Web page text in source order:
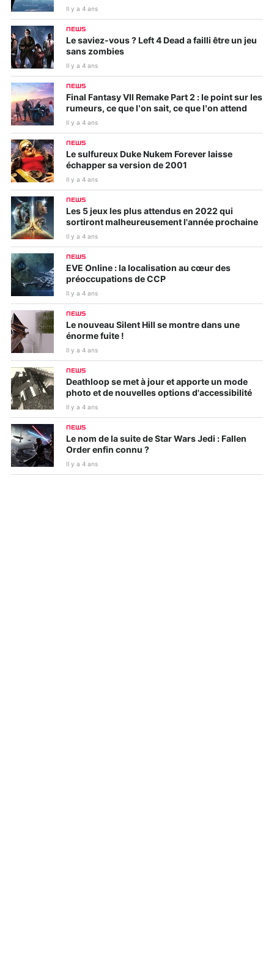
Il y a 4 ans
NEWS
Le saviez-vous ? Left 4 Dead a failli être un jeu
sans zombies
Il y a 4 ans
NEWS
Final Fantasy VII Remake Part 2 : le point sur les
rumeurs, ce que l’on sait, ce que l’on attend
Il y a 4 ans
NEWS
Le sulfureux Duke Nukem Forever laisse
échapper sa version de 2001
Il y a 4 ans
NEWS
Les 5 jeux les plus attendus en 2022 qui
sortiront malheureusement l'année prochaine
Il y a 4 ans
NEWS
EVE Online : la localisation au cœur des
préoccupations de CCP
Il y a 4 ans
NEWS
Le nouveau Silent Hill se montre dans une
énorme fuite !
Il y a 4 ans
NEWS
Deathloop se met à jour et apporte un mode
photo et de nouvelles options d'accessibilité
Il y a 4 ans
NEWS
Le nom de la suite de Star Wars Jedi : Fallen
Order enfin connu ?
Il y a 4 ans